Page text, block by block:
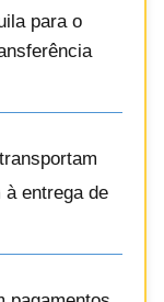
para o
entrega de